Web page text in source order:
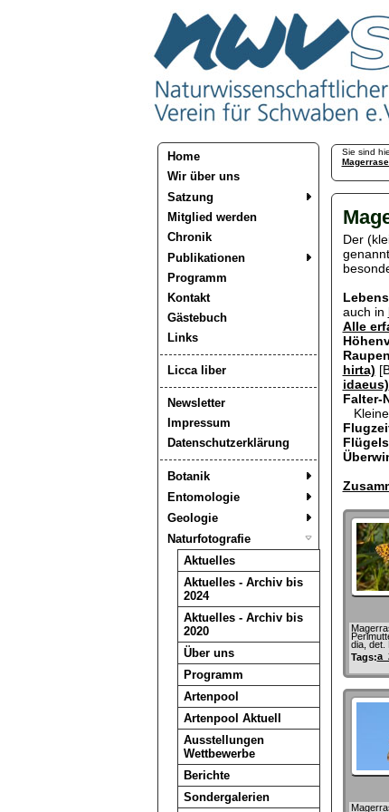
Home
Wir über uns
Satzung
Mitglied werden
Chronik
Publikationen
Programm
Kontakt
Gästebuch
Links
Licca liber
Newsletter
Impressum
Datenschutzerklärung
Botanik
Entomologie
Geologie
Naturfotografie
Aktuelles
Aktuelles - Archiv bis
2024
Aktuelles - Archiv bis
2020
Über uns
Programm
Artenpool
Artenpool Aktuell
Ausstellungen
Wettbewerbe
Berichte
Sondergalerien
Sie sind
Der
auch in
Alle
hirta)
idaeus)
Falter-
dia, det.
Tags: